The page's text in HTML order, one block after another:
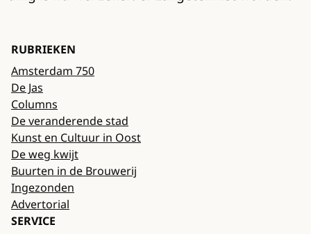
RUBRIEKEN
Amsterdam 750
De Jas
Columns
De veranderende stad
Kunst en Cultuur in Oost
De weg kwijt
Buurten in de Brouwerij
Ingezonden
Advertorial
SERVICE